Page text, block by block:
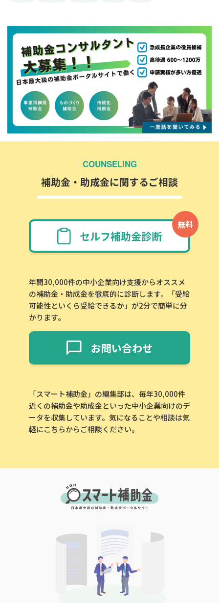
COUNSELING
補助金・助成金に関するご相談
無料
セルフ補助金診断
年間30,000件の中小企業向け支援からオススメ
の補助金・助成金を徹底的に診断します。「受給
可能性といくら受給できるか」が2分で簡単に分
かります。
お問い合わせ
「スマート補助金」の編集部は、毎年30,000件
近くの補助金や助成金といった中小企業向けのデ
ータを収集しています。気になることや相談は気
軽にこちらからご相談ください。